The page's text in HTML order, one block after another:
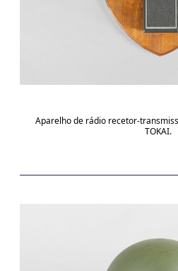
Aparelho de rádio recetor-
TOKAI.